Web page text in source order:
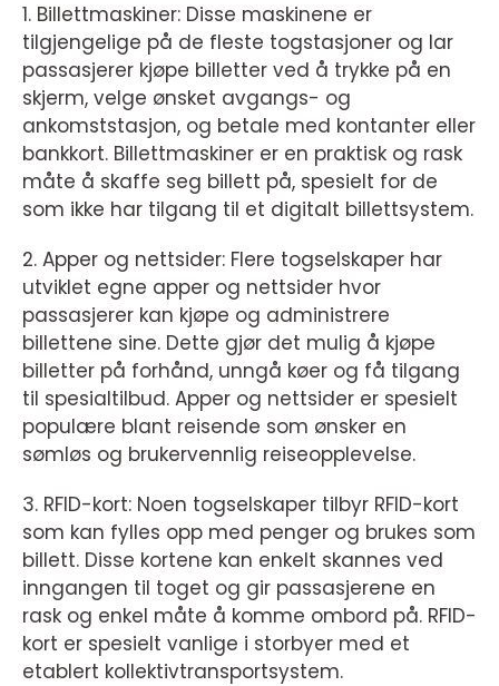
1. Billettmaskiner: Disse maskinene er
tilgjengelige på de fleste togstasjoner og lar
passasjerer kjøpe billetter ved å trykke på en
skjerm, velge ønsket avgangs- og
ankomststasjon, og betale med kontanter eller
bankkort. Billettmaskiner er en praktisk og rask
måte å skaffe seg billett på, spesielt for de
som ikke har tilgang til et digitalt billettsystem.
2. Apper og nettsider: Flere togselskaper har
utviklet egne apper og nettsider hvor
passasjerer kan kjøpe og administrere
billettene sine. Dette gjør det mulig å kjøpe
billetter på forhånd, unngå køer og få tilgang
til spesialtilbud. Apper og nettsider er spesielt
populære blant reisende som ønsker en
sømløs og brukervennlig reiseopplevelse.
3. RFID-kort: Noen togselskaper tilbyr RFID-kort
som kan fylles opp med penger og brukes som
billett. Disse kortene kan enkelt skannes ved
inngangen til toget og gir passasjerene en
rask og enkel måte å komme ombord på. RFID-
kort er spesielt vanlige i storbyer med et
etablert kollektivtransportsystem.